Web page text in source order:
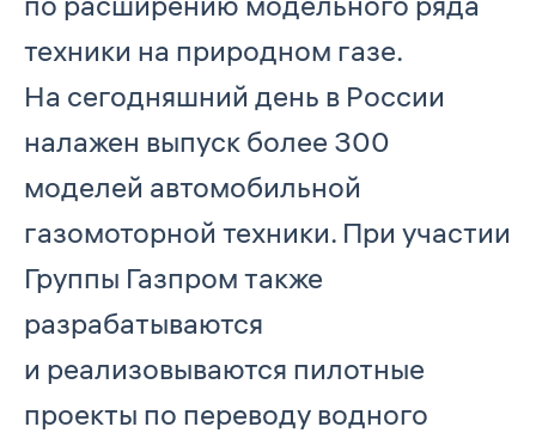
техники на природном газе.
На сегодняшний день в России
налажен выпуск более 300
моделей автомобильной
газомоторной техники. При участии
Группы Газпром также
разрабатываются
и реализовываются пилотные
проекты по переводу водного